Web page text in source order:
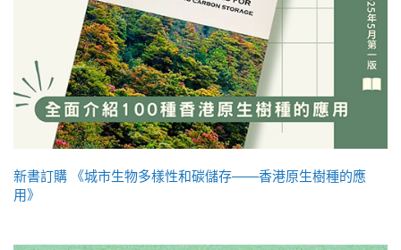
新書訂購 《城市生物多樣性和碳儲存——香港原生樹種的應
用》